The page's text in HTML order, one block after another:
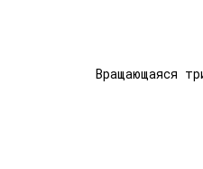
Вращающаяся